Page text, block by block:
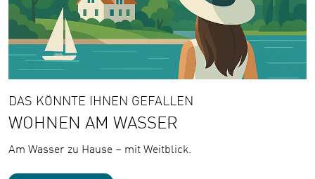
DAS KÖNNTE IHNEN GEFALLEN
WOHNEN AM WASSER
Am Wasser zu Hause – mit Weitblick.